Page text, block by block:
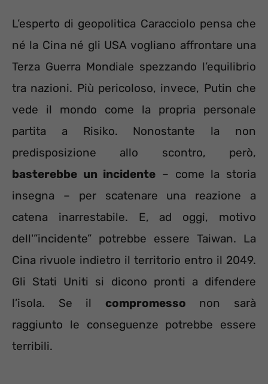
L’esperto di geopolitica Caracciolo pensa che
né la Cina né gli USA vogliano affrontare una
Terza Guerra Mondiale spezzando l’equilibrio
tra nazioni. Più pericoloso, invece, Putin che
vede il mondo come la propria personale
partita a Risiko. Nonostante la non
predisposizione allo scontro, però,
basterebbe un incidente – come la storia
insegna – per scatenare una reazione a
catena inarrestabile. E, ad oggi, motivo
dell'”incidente” potrebbe essere Taiwan. La
Cina rivuole indietro il territorio entro il 2049.
Gli Stati Uniti si dicono pronti a difendere
l’isola. Se il compromesso non sarà
raggiunto le conseguenze potrebbe essere
terribili.